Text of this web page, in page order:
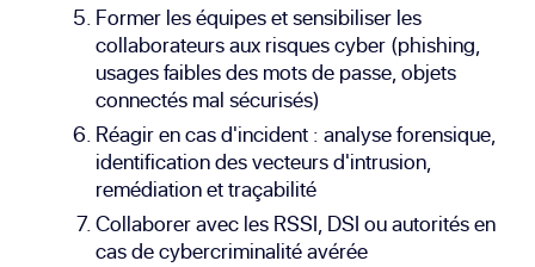
Former les équipes et sensibiliser les
collaborateurs aux risques cyber (phishing,
usages faibles des mots de passe, objets
connectés mal sécurisés)
Réagir en cas d'incident : analyse forensique,
identification des vecteurs d'intrusion,
remédiation et traçabilité
Collaborer avec les RSSI, DSI ou autorités en
cas de cybercriminalité avérée